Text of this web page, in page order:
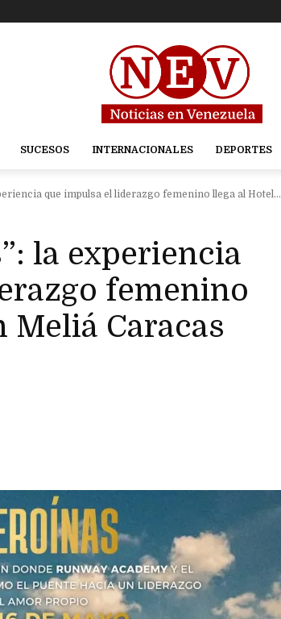
SUCESOS INTERNACIONALES DEPORTES
que impulsa el liderazgo femenino llega al Hotel...
la experiencia
femenino
Meliá Caracas